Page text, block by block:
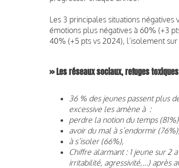
Les 3 principales situations
émotions plus négatives à 60% (+3
40% (+5 pts vs 2024), l’isolement
>> Les réseaux sociaux, refuges
36 % des jeunes passent plus
excessive les amène à :
perdre la notion du temps
avoir du mal à s’endormir (76%),
à s’isoler (66%),
Chiffre alarmant : 1 jeune sur 2
irritabilité, agressivité,...) après